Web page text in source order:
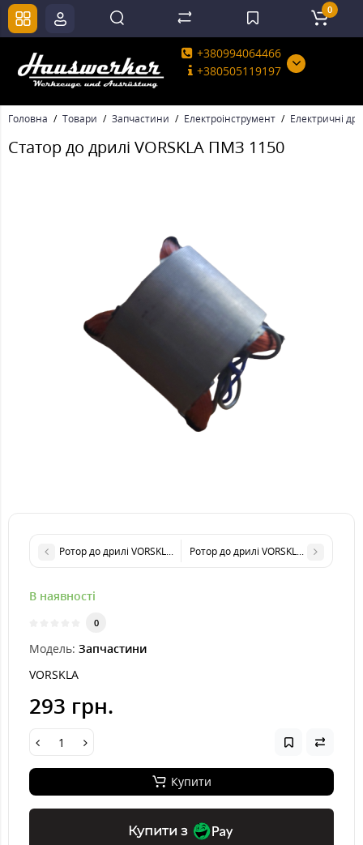
+380994064466
+380505119197
0
Головна Товари Запчастини Електроінструмент Електричні
Статор до дрилі VORSKLA ПМЗ 1150
Ротор до дрилі VORSKLA ПМЗ 1150Ротор до дрилі VORSKLA ПМЗ 1050
В наявності
0
Модель: Запчастини
VORSKLA
293 грн.
Купити
Купити з